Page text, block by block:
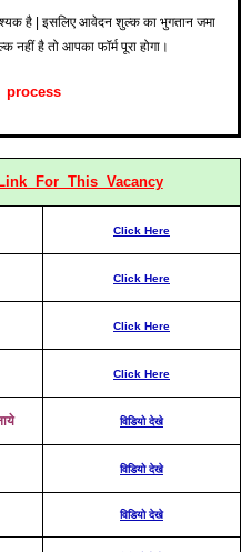
है | इसलिए आवेदन शुल्क का भुगतान जमा
है तो आपका फॉर्म पूरा होगा।
For This Vacancy
Click Here
Click Here
Click Here
Click Here
विडियो देखे
विडियो देखे
विडियो देखे